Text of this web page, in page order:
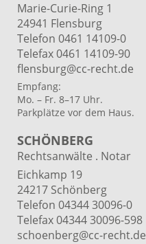
Marie-Curie-Ring 1
24941 Flensburg
Telefon 0461 14109-0
Telefax 0461 14109-90
flensburg@cc-recht.de
Empfang:
Mo. – Fr. 8–17 Uhr.
Parkplätze vor dem Haus.
SCHÖNBERG
Rechtsanwälte . Notar
Eichkamp 19
24217 Schönberg
Telefon 04344 30096-0
Telefax 04344 30096-598
schoenberg@cc-recht.de